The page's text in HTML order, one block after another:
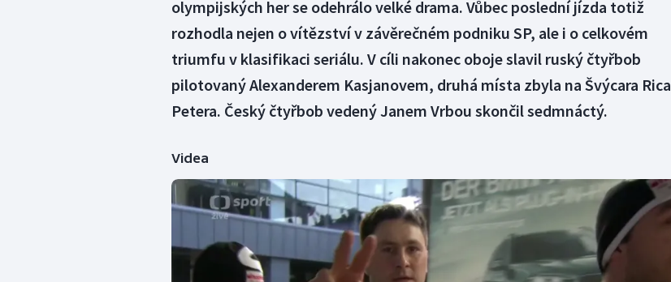
olympijských her se odehrálo velké drama. Vůbec poslední jízda totiž
rozhodla nejen o vítězství v závěrečném podniku SP, ale i o celkovém
triumfu v klasifikaci seriálu. V cíli nakonec oboje slavil ruský čtyřbob
pilotovaný Alexanderem Kasjanovem, druhá místa zbyla na Švýcara Rica
Petera. Český čtyřbob vedený Janem Vrbou skončil sedmnáctý.
Videa